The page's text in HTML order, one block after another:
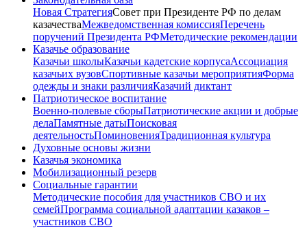
Новая СтратегияСовет при Президенте РФ по делам
казачестваМежведомственная комиссияПеречень
поручений Президента РФМетодические рекомендации
Казачье образование
Казачьи школыКазачьи кадетские корпусаАссоциация
казачьих вузовСпортивные казачьи мероприятияФорма
одежды и знаки различияКазачий диктант
Патриотическое воспитание
Военно-полевые сборыПатриотические акции и добрые
делаПамятные датыПоисковая
деятельностьПоминовенияТрадиционная культура
Духовные основы жизни
Казачья экономика
Мобилизационный резерв
Социальные гарантии
Методические пособия для участников СВО и их
семейПрограмма социальной адаптации казаков –
участников СВО